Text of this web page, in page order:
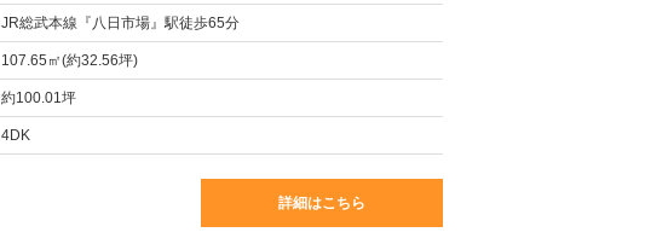
JR総武本線『八日市場』駅徒歩65分
107.65㎡(約32.56坪)
約100.01坪
4DK
詳細はこちら